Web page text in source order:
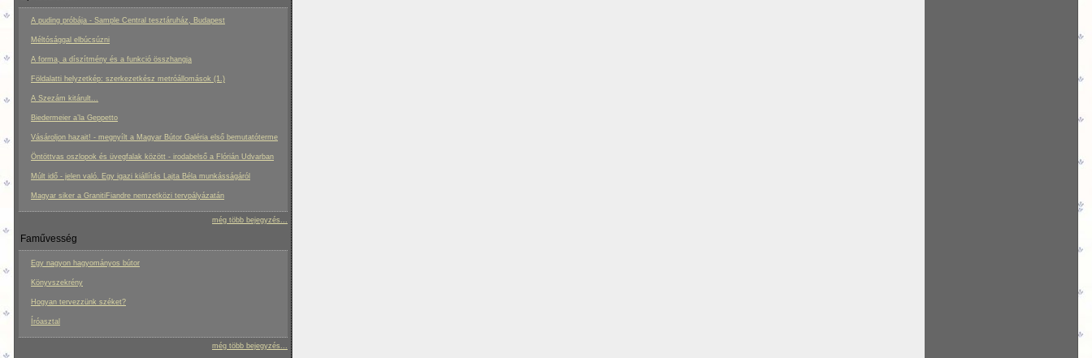
A puding próbája - Sample Central tesztáruház, Budapest
Méltósággal elbúcsúzni
A forma, a díszítmény és a funkció összhangja
Földalatti helyzetkép: szerkezetkész metróállomások (1.)
A Szezám kitárult...
Biedermeier a’la Geppetto
Vásároljon hazait! - megnyílt a Magyar Bútor Galéria első bemutatóterme
Öntöttvas oszlopok és üvegfalak között - irodabelső a Flórián Udvarban
Múlt idő - jelen való. Egy igazi kiállítás Lajta Béla munkásságáról
Magyar siker a GranitiFiandre nemzetközi tervpályázatán
még több bejegyzés...
Faművesség
Egy nagyon hagyományos bútor
Könyvszekrény
Hogyan tervezzünk széket?
Íróasztal
még több bejegyzés...